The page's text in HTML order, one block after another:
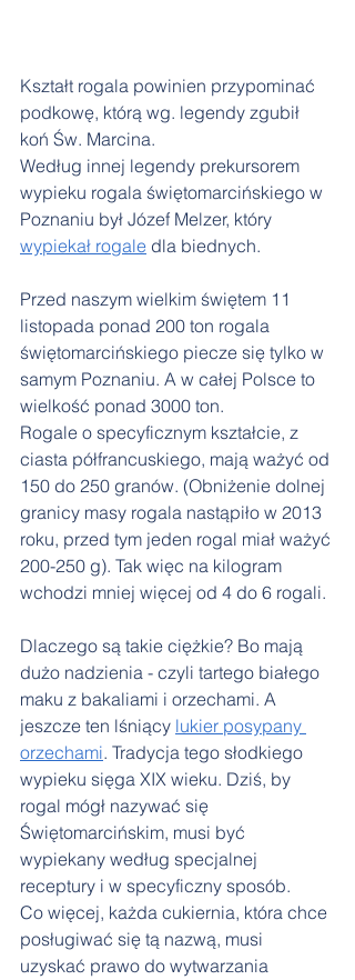
Kształt rogala powinien przypominać
podkowę, którą wg. legendy zgubił
koń Św. Marcina.
Według innej legendy prekursorem
wypieku rogala świętomarcińskiego w
Poznaniu był Józef Melzer, który
wypiekał rogale dla biednych.
Przed naszym wielkim świętem 11
listopada ponad 200 ton rogala
świętomarcińskiego piecze się tylko w
samym Poznaniu. A w całej Polsce to
wielkość ponad 3000 ton.
Rogale o specyficznym kształcie, z
ciasta półfrancuskiego, mają ważyć od
150 do 250 granów. (Obniżenie dolnej
granicy masy rogala nastąpiło w 2013
roku, przed tym jeden rogal miał ważyć
200-250 g). Tak więc na kilogram
wchodzi mniej więcej od 4 do 6 rogali.
Dlaczego są takie ciężkie? Bo mają
dużo nadzienia - czyli tartego białego
maku z bakaliami i orzechami. A
jeszcze ten lśniący lukier posypany
orzechami. Tradycja tego słodkiego
wypieku sięga XIX wieku. Dziś, by
rogal mógł nazywać się
Świętomarcińskim, musi być
wypiekany według specjalnej
receptury i w specyficzny sposób.
Co więcej, każda cukiernia, która chce
posługiwać się tą nazwą, musi
uzyskać prawo do wytwarzania